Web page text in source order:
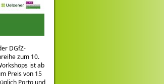
DGfZ-
zum 10.
ist ab
Preis von 15
Porto und